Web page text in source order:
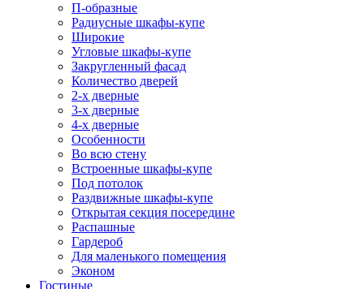
П-образные
Радиусные шкафы-купе
Широкие
Угловые шкафы-купе
Закругленный фасад
Количество дверей
2-х дверные
3-х дверные
4-х дверные
Особенности
Во всю стену
Встроенные шкафы-купе
Под потолок
Раздвижные шкафы-купе
Открытая секция посередине
Распашные
Гардероб
Для маленького помещения
Эконом
Гостиные